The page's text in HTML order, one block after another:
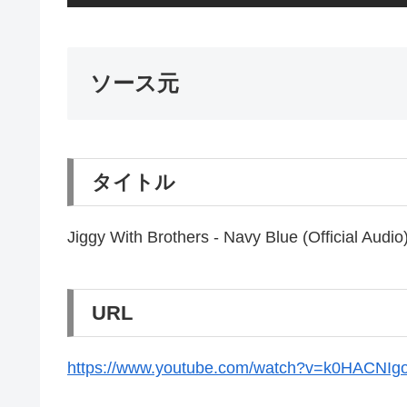
ソース元
タイトル
Jiggy With Brothers - Navy Blue (Official Audio)
URL
https://www.youtube.com/